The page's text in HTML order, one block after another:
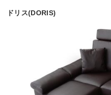
ドリス(DORIS)